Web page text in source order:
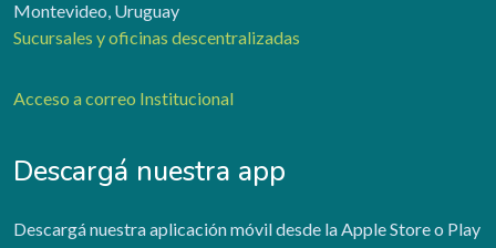
Montevideo, Uruguay
Sucursales y oficinas descentralizadas
Acceso a correo Institucional
Descargá nuestra app
Descargá nuestra aplicación móvil desde la Apple Store o Play